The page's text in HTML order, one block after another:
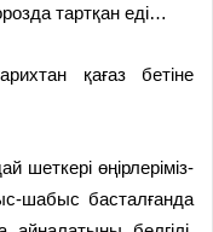
тартқан еді…
қағаз бетіне
шеткері өңірле­рі­міз­
шабыс басталғанда